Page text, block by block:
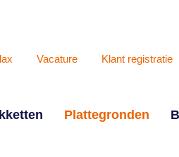
Vacature Klant registratie
Plattegronden